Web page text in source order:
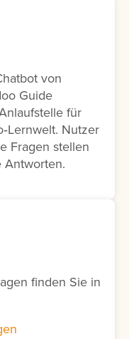
von
Guide
für
Nutzer
Fragen stellen
Antworten.
finden Sie in